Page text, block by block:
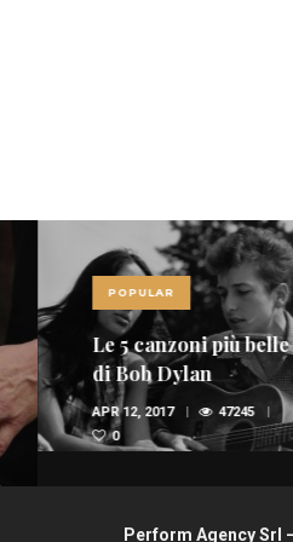
POPULAR
Le 5 canzoni più belle
di Bob Dylan
APR 12, 2017
47245
0
Perform Agency Srl